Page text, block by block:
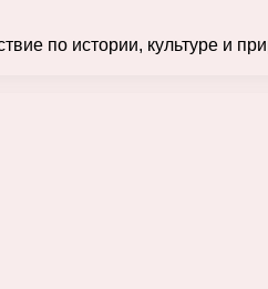
по истории, культуре и